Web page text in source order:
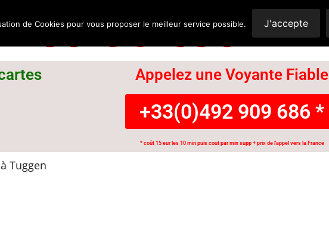
Suisse
Appelez une Voyante Fiable
+33(0)492 909 686 *
* coût 15 eur les 10 min puis cout par min supp + prix de l'appel vers la France
Tuggen
de Cookies pour vous proposer le meilleur service possible. J'accepte